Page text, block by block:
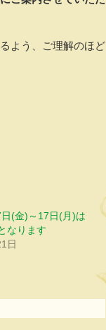
よう、ご理解のほど
(金)～17日(月)は
なります
日